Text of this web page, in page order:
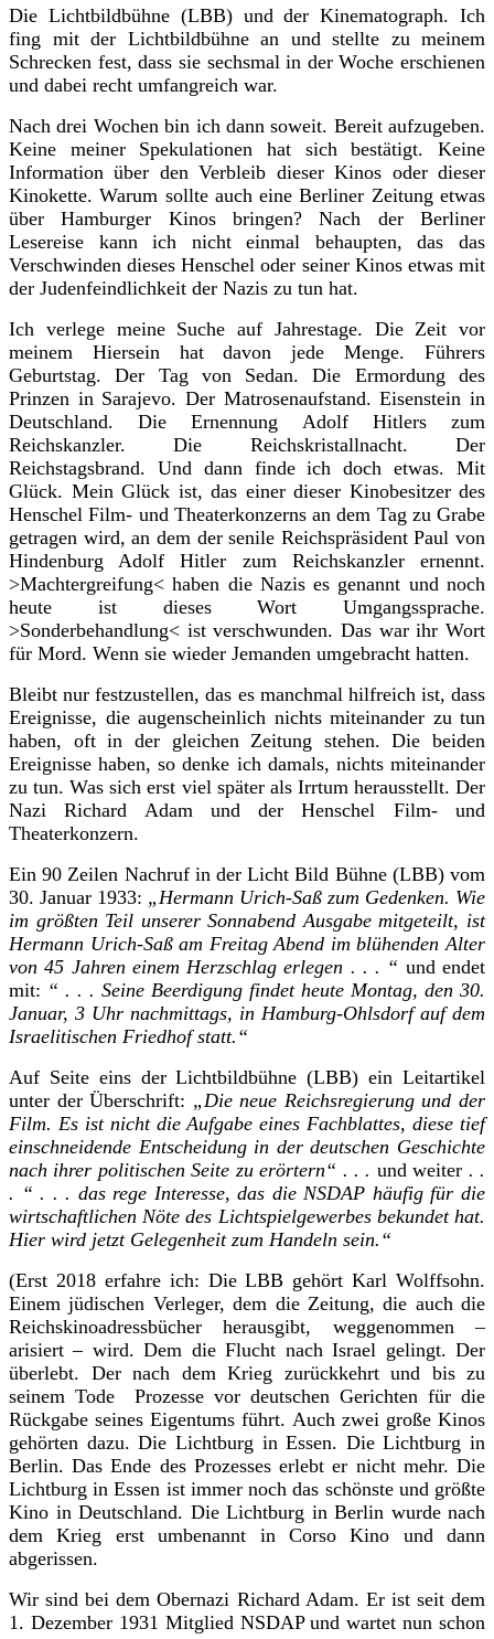
Die Lichtbildbühne (LBB) und der Kinematograph. Ich
fing mit der Lichtbildbühne an und stellte zu meinem
Schrecken fest, dass sie sechsmal in der Woche erschienen
und dabei recht umfangreich war.
Nach drei Wochen bin ich dann soweit. Bereit aufzugeben.
Keine meiner Spekulationen hat sich bestätigt. Keine
Information über den Verbleib dieser Kinos oder dieser
Kinokette. Warum sollte auch eine Berliner Zeitung etwas
über Hamburger Kinos bringen? Nach der Berliner
Lesereise kann ich nicht einmal behaupten, das das
Verschwinden dieses Henschel oder seiner Kinos etwas mit
der Judenfeindlichkeit der Nazis zu tun hat.
Ich verlege meine Suche auf Jahrestage. Die Zeit vor
meinem Hiersein hat davon jede Menge. Führers
Geburtstag. Der Tag von Sedan. Die Ermordung des
Prinzen in Sarajevo. Der Matrosenaufstand. Eisenstein in
Deutschland. Die Ernennung Adolf Hitlers zum
Reichskanzler. Die Reichskristallnacht. Der
Reichstagsbrand. Und dann finde ich doch etwas. Mit
Glück. Mein Glück ist, das einer dieser Kinobesitzer des
Henschel Film- und Theaterkonzerns an dem Tag zu Grabe
getragen wird, an dem der senile Reichspräsident Paul von
Hindenburg Adolf Hitler zum Reichskanzler ernennt.
>Machtergreifung< haben die Nazis es genannt und noch
heute ist dieses Wort Umgangssprache.
>Sonderbehandlung< ist verschwunden. Das war ihr Wort
für Mord. Wenn sie wieder Jemanden umgebracht hatten.
Bleibt nur festzustellen, das es manchmal hilfreich ist, dass
Ereignisse, die augenscheinlich nichts miteinander zu tun
haben, oft in der gleichen Zeitung stehen. Die beiden
Ereignisse haben, so denke ich damals, nichts miteinander
zu tun. Was sich erst viel später als Irrtum herausstellt. Der
Nazi Richard Adam und der Henschel Film- und
Theaterkonzern.
Ein 90 Zeilen Nachruf in der Licht Bild Bühne (LBB) vom
30. Januar 1933: „Hermann Urich-Saß zum Gedenken. Wie
im größten Teil unserer Sonnabend Ausgabe mitgeteilt, ist
Hermann Urich-Saß am Freitag Abend im blühenden Alter
von 45 Jahren einem Herzschlag erlegen . . . “ und endet
mit: “ . . . Seine Beerdigung findet heute Montag, den 30.
Januar, 3 Uhr nachmittags, in Hamburg-Ohlsdorf auf dem
Israelitischen Friedhof statt.“
Auf Seite eins der Lichtbildbühne (LBB) ein Leitartikel
unter der Überschrift: „Die neue Reichsregierung und der
Film. Es ist nicht die Aufgabe eines Fachblattes, diese tief
einschneidende Entscheidung in der deutschen Geschichte
nach ihrer politischen Seite zu erörtern“ . . . und weiter . .
. “ . . . das rege Interesse, das die NSDAP häufig für die
wirtschaftlichen Nöte des Lichtspielgewerbes bekundet hat.
Hier wird jetzt Gelegenheit zum Handeln sein.“
(Erst 2018 erfahre ich: Die LBB gehört Karl Wolffsohn.
Einem jüdischen Verleger, dem die Zeitung, die auch die
Reichskinoadressbücher herausgibt, weggenommen –
arisiert – wird. Dem die Flucht nach Israel gelingt. Der
überlebt. Der nach dem Krieg zurückkehrt und bis zu
seinem Tode Prozesse vor deutschen Gerichten für die
Rückgabe seines Eigentums führt. Auch zwei große Kinos
gehörten dazu. Die Lichtburg in Essen. Die Lichtburg in
Berlin. Das Ende des Prozesses erlebt er nicht mehr. Die
Lichtburg in Essen ist immer noch das schönste und größte
Kino in Deutschland. Die Lichtburg in Berlin wurde nach
dem Krieg erst umbenannt in Corso Kino und dann
abgerissen.
Wir sind bei dem Obernazi Richard Adam. Er ist seit dem
1. Dezember 1931 Mitglied NSDAP und wartet nun schon